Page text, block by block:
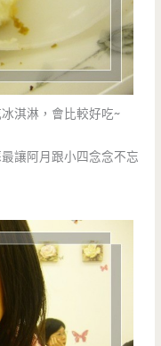
淇淋，會比較好吃~
讓阿月跟小四念念不忘